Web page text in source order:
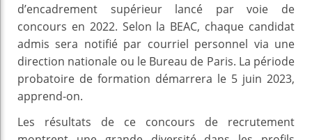
d’encadrement supérieur lancé par voie de
concours en 2022. Selon la BEAC, chaque candidat
admis sera notifié par courriel personnel via une
direction nationale ou le Bureau de Paris. La période
probatoire de formation démarrera le 5 juin 2023,
apprend-on.
Les résultats de ce concours de recrutement